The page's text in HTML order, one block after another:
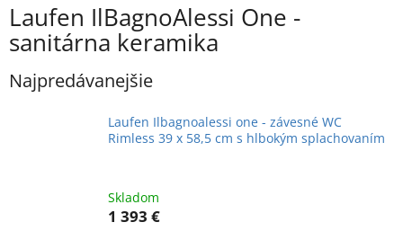
Laufen IlBagnoAlessi One -
sanitárna keramika
Najpredávanejšie
Laufen Ilbagnoalessi one - závesné WC
Rimless 39 x 58,5 cm s hlbokým splachovaním
Skladom
1 393 €